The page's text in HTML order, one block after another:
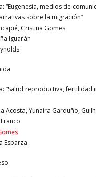
“Eugenesia, medios de
sobre la migración”
Cristina Gomes
Iguarán
“Salud reproductiva, fertilidad
Acosta, Yunaira Garduño,
Esparza